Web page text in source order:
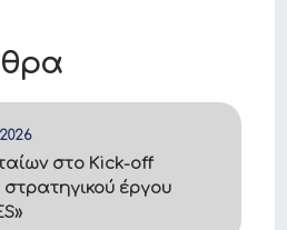
στο Kick-off
έργου